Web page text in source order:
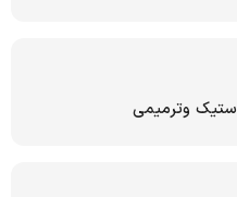
وترمیمی